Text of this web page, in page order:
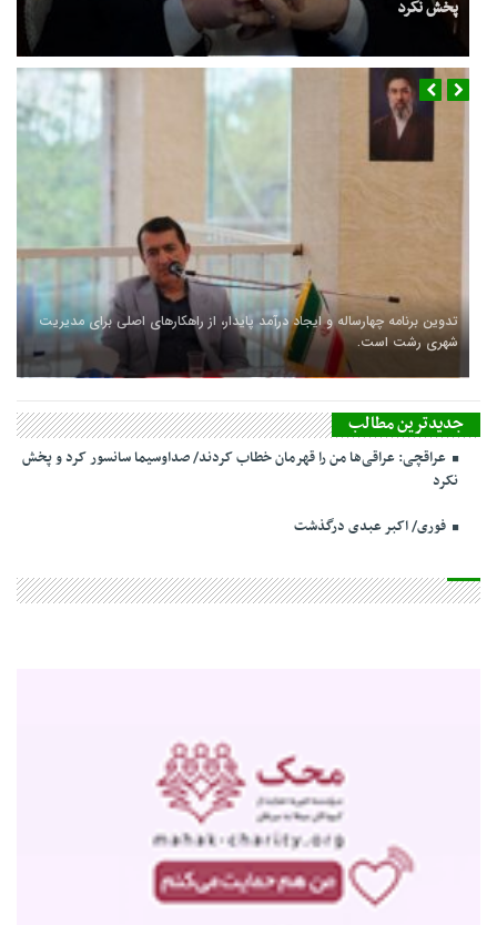
پخش نکرد
تدوین برنامه چهارساله و ایجاد درآمد پایدار، از راهکارهای اصلی برای مدیریت
شهری رشت است.
جدیدترین مطالب
عراقچی: عراقی‌ها من را قهرمان خطاب کردند/ صداوسیما سانسور کرد و پخش
نکرد
فوری/ اکبر عبدی درگذشت